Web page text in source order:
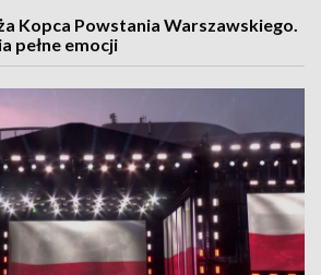
Kopca Powstania Warszawskiego.
pełne emocji